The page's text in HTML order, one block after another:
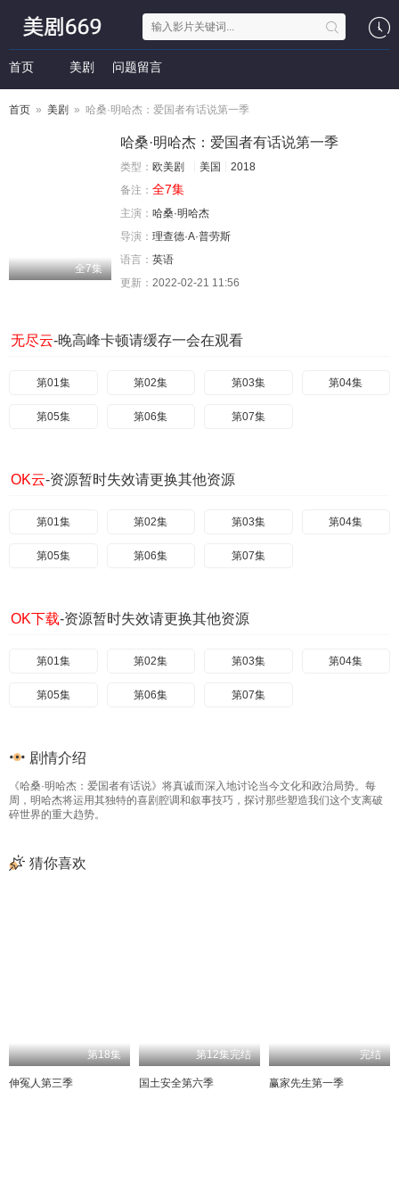
首页 美剧 问题留言
首页 » 美剧 » 哈桑·明哈杰：爱国者有话说第一季
全7集
哈桑·明哈杰：爱国者有话说第一季
类型： 欧美剧 美国
2018
备注： 全7集
主演： 哈桑·明哈杰
导演： 理查德·A·普劳斯
语言： 英语
更新： 2022-02-21 11:56
无尽云-晚高峰卡顿请缓存一会在观看
第01集 第02集 第03集 第04集
第05集 第06集 第07集
OK云-资源暂时失效请更换其他资源
第01集 第02集 第03集 第04集
第05集 第06集 第07集
OK下载-资源暂时失效请更换其他资源
第01集 第02集 第03集 第04集
第05集 第06集 第07集
剧情介绍
《哈桑·明哈杰：爱国者有话说》将真诚而深入地讨论当今文化和政治局势。每
周，明哈杰将运用其独特的喜剧腔调和叙事技巧，探讨那些塑造我们这个支离破
碎世界的重大趋势。
猜你喜欢
第18集
伸冤人第三季
第12集完结
国土安全第六季
完结
赢家先生第一季